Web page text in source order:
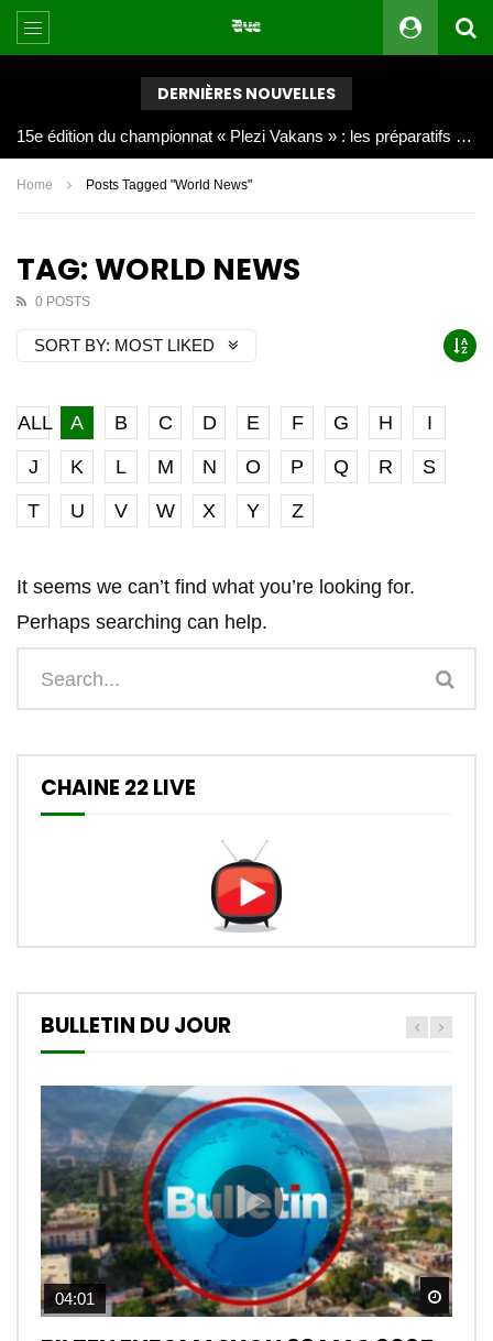
DERNIÈRES NOUVELLES
Joy Clerf Derisier, sur les traces de son père : évangéliser par la musique
Home Posts Tagged "World News"
TAG: WORLD NEWS
0 POSTS
SORT BY: MOST LIKED
ALL A B C D E F G H
I
J
K L M N O P Q R
S
T
U V W X Y Z
It seems we can’t find what you’re looking for.
Perhaps searching can help.
CHAINE 22 LIVE
BULLETIN DU JOUR
04:01